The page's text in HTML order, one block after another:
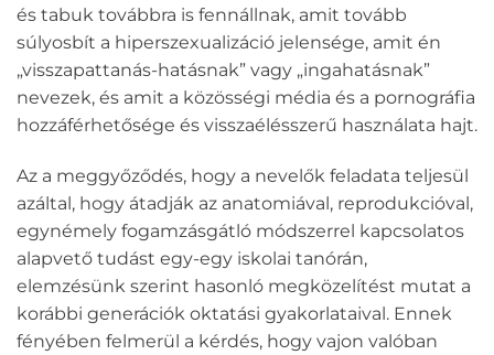
és tabuk továbbra is fennállnak, amit tovább
súlyosbít a hiperszexualizáció jelensége, amit én
„visszapattanás-hatásnak” vagy „ingahatásnak”
nevezek, és amit a közösségi média és a pornográfia
hozzáférhetősége és visszaélésszerű használata hajt.
Az a meggyőződés, hogy a nevelők feladata teljesül
azáltal, hogy átadják az anatomiával, reprodukcióval,
egynémely fogamzásgátló módszerrel kapcsolatos
alapvető tudást egy-egy iskolai tanórán,
elemzésünk szerint hasonló megközelítést mutat a
korábbi generációk oktatási gyakorlataival. Ennek
fényében felmerül a kérdés, hogy vajon valóban